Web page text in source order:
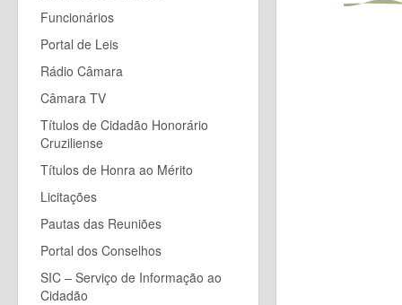
Funcionários
Portal de Leis
Rádio Câmara
Câmara TV
Títulos de Cidadão Honorário
Cruziliense
Títulos de Honra ao Mérito
Licitações
Pautas das Reuniões
Portal dos Conselhos
SIC – Serviço de Informação ao
Cidadão